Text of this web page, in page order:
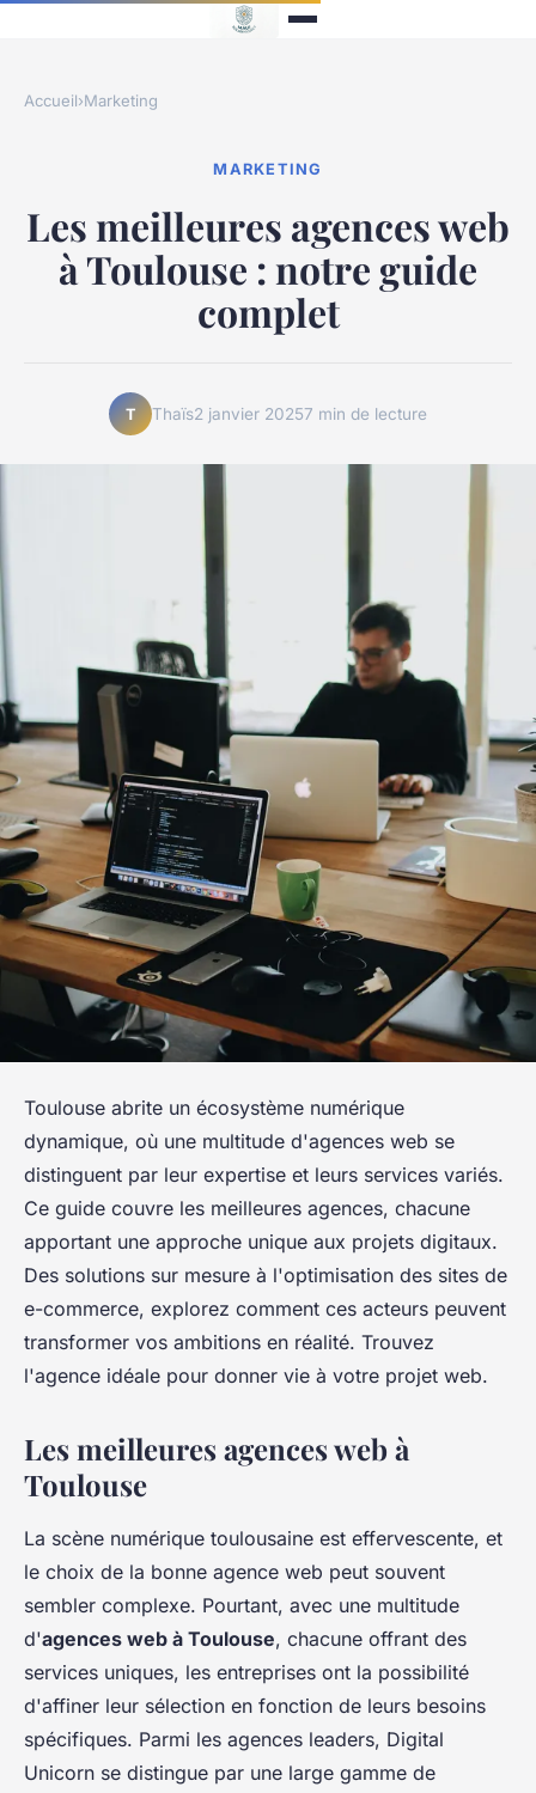
Accueil›Marketing
MARKETING
Les meilleures agences web
à Toulouse : notre guide
complet
T Thaïs2 janvier 20257 min de lecture
Toulouse abrite un écosystème numérique
dynamique, où une multitude d'agences web se
distinguent par leur expertise et leurs services variés.
Ce guide couvre les meilleures agences, chacune
apportant une approche unique aux projets digitaux.
Des solutions sur mesure à l'optimisation des sites de
e-commerce, explorez comment ces acteurs peuvent
transformer vos ambitions en réalité. Trouvez
l'agence idéale pour donner vie à votre projet web.
Les meilleures agences web à
Toulouse
La scène numérique toulousaine est effervescente, et
le choix de la bonne agence web peut souvent
sembler complexe. Pourtant, avec une multitude
d'agences web à Toulouse, chacune offrant des
services uniques, les entreprises ont la possibilité
d'affiner leur sélection en fonction de leurs besoins
spécifiques. Parmi les agences leaders, Digital
Unicorn se distingue par une large gamme de